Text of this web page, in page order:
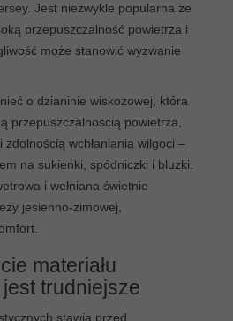
Jest niezwykle popularna ze
przepuszczalność powietrza i
może stanowić wyzwanie
o dzianinie wiskozowej, która
przepuszczalnością powietrza,
zdolnością wchłaniania wilgoci –
na sukienki, spódniczki i bluzki.
i wełniana świetnie
jesienno-zimowej,
materiału
trudniejsze
stawia przed